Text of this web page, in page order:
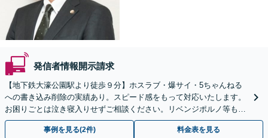
発信者情報開示請求
【地下鉄大濠公園駅より徒歩９分】ホスラブ・爆サイ・5ちゃんねる
への書き込み削除の実績あり。スピード感をもって対応いたします。
お困りごとは泣き寝入りせずご相談ください。リベンジポルノ等も対
応【初回面談無料】
事例を見る(2件) 料金表を見る